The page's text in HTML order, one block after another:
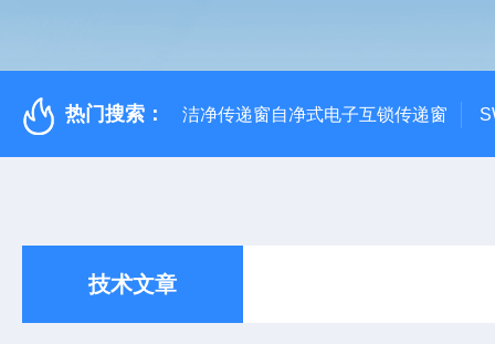
热门搜索： 洁净传递窗自净式电子互锁传递窗
技术文章